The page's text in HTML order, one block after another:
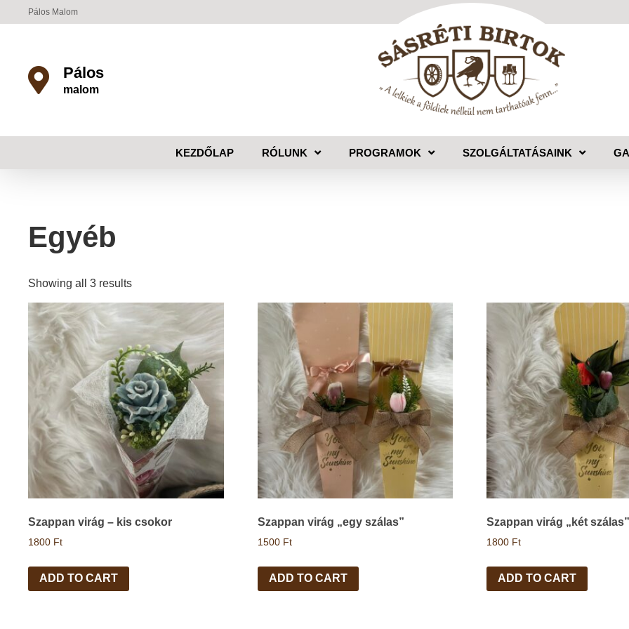
Pálos Malom
Pálos
malom
KEZDŐLAP RÓLUNK PROGRAMOK SZOLGÁLTATÁSAINK
Egyéb
Showing all 3 results
Szappan virág – kis csokor
1800 Ft
ADD TO CART
Szappan virág „egy szálas”
1500 Ft
ADD TO CART
Szappan virág „két
1800 Ft
ADD TO CART